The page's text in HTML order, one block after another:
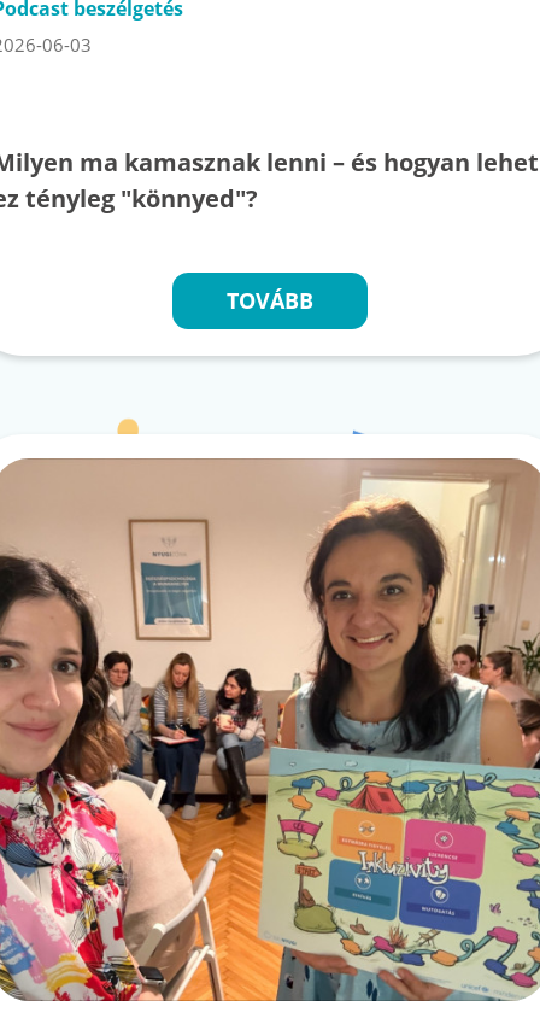
beszélgetés
06-03
ma kamasznak lenni – és hogyan lehet
tényleg "könnyed"?
TOVÁBB